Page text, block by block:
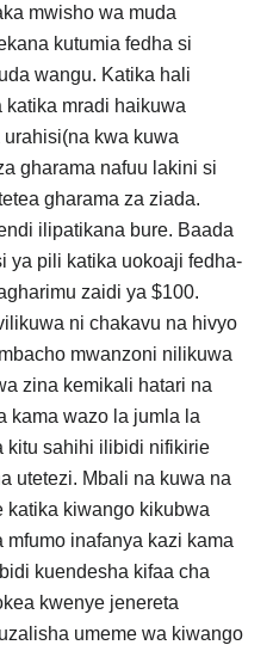
mwisho wa muda
kutumia fedha si
wangu. Katika hali
mradi haikuwa
kwa kuwa
gharama nafuu lakini si
gharama za ziada.
ilipatikana bure. Baada
ya pili katika uokoaji fedha-
zaidi ya $100.
ni chakavu na hivyo
mwanzoni nilikuwa
zina kemikali hatari na
kama wazo la jumla la
kitu sahihi ilibidi nifikirie
utetezi. Mbali na kuwa na
katika kiwango kikubwa
mfumo inafanya kazi kama
kuendesha kifaa cha
kwenye jenereta
umeme wa kiwango